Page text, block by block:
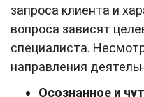
запроса клиента и
вопроса зависят
специалиста.
направления
Осознанное и